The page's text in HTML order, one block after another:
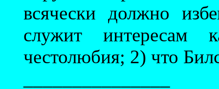
всячески должно
служит интересам
честолюбия; 2) что